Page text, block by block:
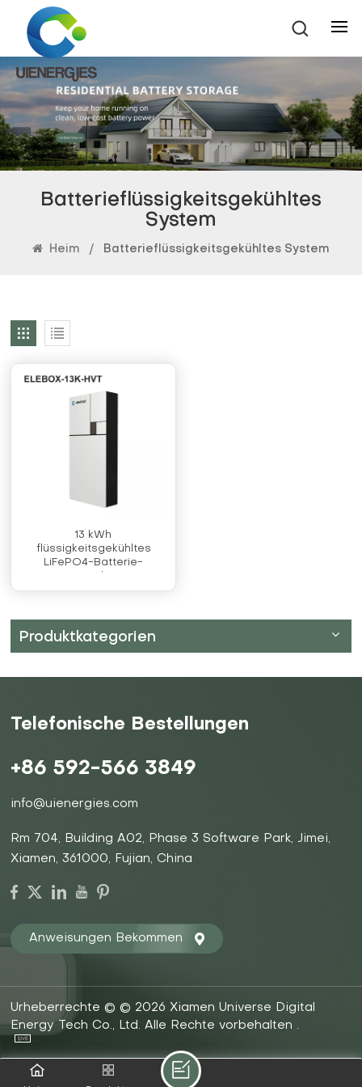
Batterieflüssigkeitsgekühltes
System
Heim / Batterieflüssigkeitsgekühltes System
13 kWh
flüssigkeitsgekühltes
LiFePO4-Batterie-
Produktkategorien
Telefonische Bestellungen
+86 592-566 3849
info@uienergies.com
Rm 704, Building A02, Phase 3 Software Park, Jimei,
Xiamen, 361000, Fujian, China
Anweisungen Bekommen
Urheberrechte © © 2026 Xiamen Universe Digital
Energy Tech Co., Ltd. Alle Rechte vorbehalten .